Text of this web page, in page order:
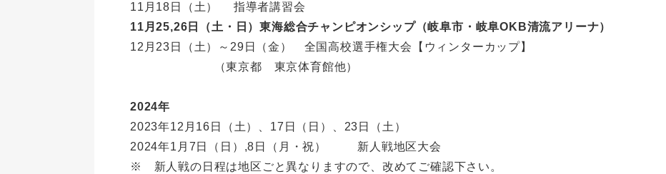
11月18日（土） 指導者講習会
11月25,26日（土・日）東海総合チャンピオンシップ（岐阜市・岐阜OKB清流アリーナ）
12月23日（土）～29日（金） 全国高校選手権大会【ウィンターカップ】
（東京都 東京体育館他）
2024年
2023年12月16日（土）、17日（日）、23日（土）
2024年1月7日（日）,8日（月・祝） 新人戦地区大会
※ 新人戦の日程は地区ごと異なりますので、改めてご確認下さい。